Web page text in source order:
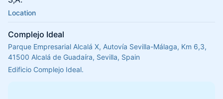
Location
Complejo Ideal
Parque Empresarial Alcalá X, Autovía Sevilla-Málaga, Km 6,3,
41500 Alcalá de Guadaíra, Sevilla, Spain
Edificio Complejo Ideal.